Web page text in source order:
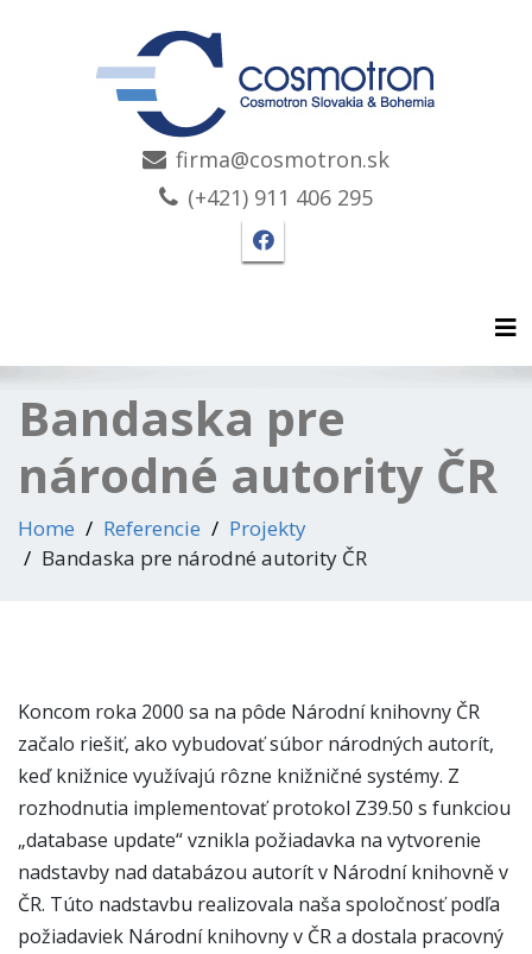
firma@cosmotron.sk
(+421) 911 406 295
Facebook stránka
Bandaska pre
národné autority ČR
Home Referencie
Projekty
Bandaska pre národné autority ČR
Koncom roka 2000 sa na pôde Národní knihovny ČR
začalo riešiť, ako vybudovať súbor národných autorít,
keď knižnice využívajú rôzne knižničné systémy. Z
rozhodnutia implementovať protokol Z39.50 s funkciou
„database update“ vznikla požiadavka na vytvorenie
nadstavby nad databázou autorít v Národní knihovně v
ČR. Túto nadstavbu realizovala naša spoločnosť podľa
požiadaviek Národní knihovny v ČR a dostala pracovný